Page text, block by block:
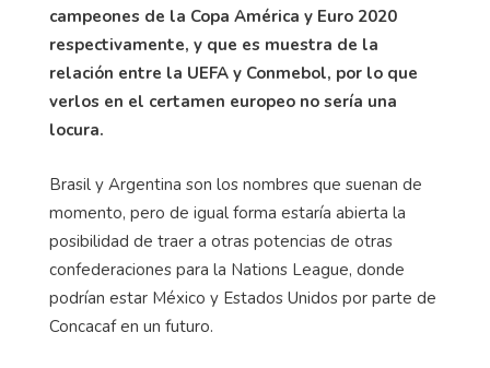
campeones de la Copa América y Euro 2020
respectivamente, y que es muestra de la
relación entre la UEFA y Conmebol, por lo que
verlos en el certamen europeo no sería una
locura.
Brasil y Argentina son los nombres que suenan de
momento, pero de igual forma estaría abierta la
posibilidad de traer a otras potencias de otras
confederaciones para la Nations League, donde
podrían estar México y Estados Unidos por parte de
Concacaf en un futuro.